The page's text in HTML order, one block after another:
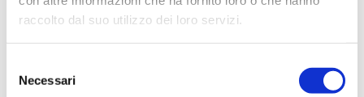
raccolto dal suo utilizzo dei loro servizi.
delNecessari